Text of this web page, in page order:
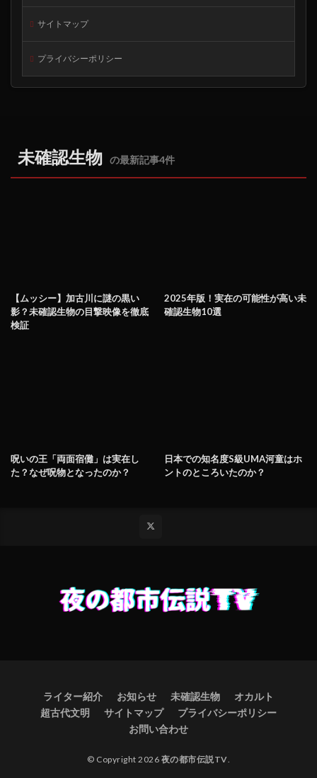
サイトマップ
プライバシーポリシー
未確認生物 の最新記事4件
【ムッシー】加古川に謎の黒い
影？未確認生物の目撃映像を徹底
検証
2025年版！実在の可能性が高い未
確認生物10選
呪いの王「両面宿儺」は実在し
た？なぜ呪物となったのか？
日本での知名度S級UMA河童はホ
ントのところいたのか？
ライター紹介 お知らせ 未確認生物
オカルト
超古代文明
サイトマップ
プライバシーポリシー
お問い合わせ
© Copyright 2026 夜の都市伝説TV